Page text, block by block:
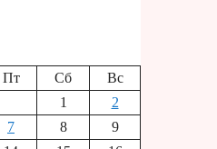
Пт Сб
Вс
1
2
7 8
9